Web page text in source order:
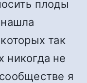
плоды
так
никогда не
я